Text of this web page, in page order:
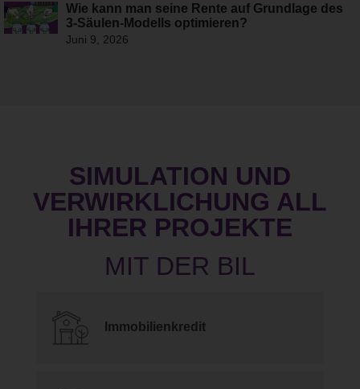
Wie kann man seine Rente auf Grundlage des
3-Säulen-Modells optimieren?
Juni 9, 2026
SIMULATION UND
VERWIRKLICHUNG ALL
IHRER PROJEKTE
Immobilienkredit